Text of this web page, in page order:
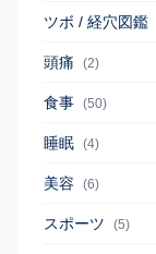
ツボ / 経穴図鑑
頭痛 (2)
食事 (50)
睡眠 (4)
美容 (6)
スポーツ (5)